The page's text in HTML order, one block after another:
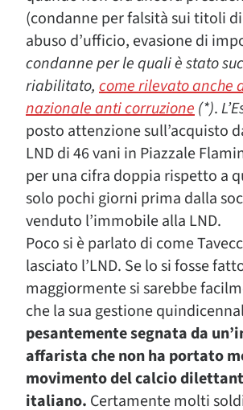
(condanne per falsità sui titoli
abuso d’ufficio, evasione di
condanne per le quali è stato
riabilitato, come rilevato anche
nazionale anti corruzione(*).
posto attenzione sull’acquisto
LND di 46 vani in Piazzale
per una cifra doppia rispetto a
solo pochi giorni prima dalla
venduto l’immobile alla LND.
Poco si è parlato di come
lasciato l’LND. Se lo si fosse
maggiormente si sarebbe
che la sua gestione
pesantemente segnata da
affarista che non ha portato
movimento del calcio
italiano. Certamente molti